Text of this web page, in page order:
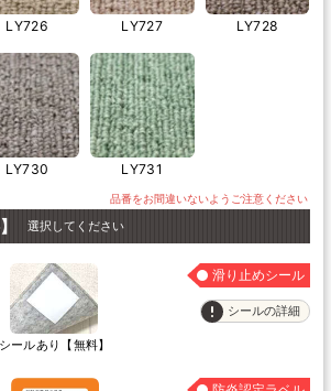
LY726 LY727 LY728
LY730 LY731
選択してください
シールあり【無料】
滑り止めシール
シールの詳細